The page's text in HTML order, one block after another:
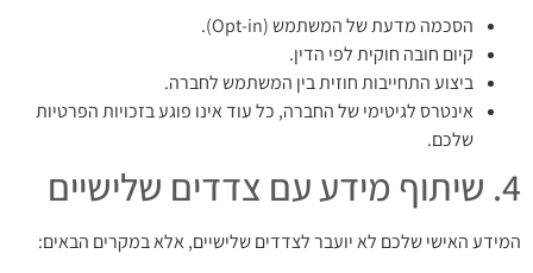
הסכמה מדעת של המשתמש (Opt-in).
קיום חובה חוקית לפי הדין.
ביצוע התחייבות חוזית בין המשתמש לחברה.
אינטרס לגיטימי של החברה, כל עוד אינו פוגע בזכויות הפרטיות
שלכם.
4. שיתוף מידע עם צדדים שלישיים
המידע האישי שלכם לא יועבר לצדדים שלישיים, אלא במקרים הבאים: